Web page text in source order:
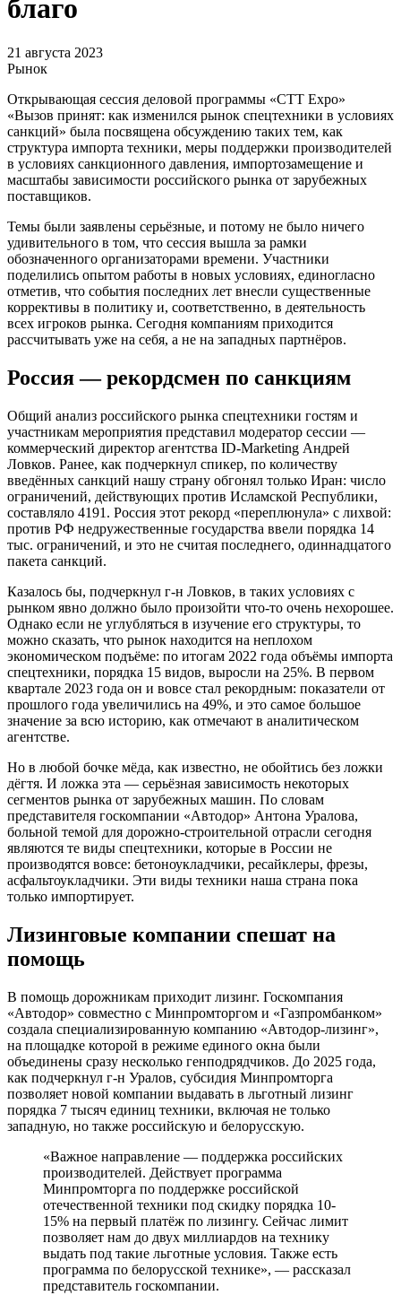
благо
21 августа 2023
Рынок
Открывающая сессия деловой программы «CTT Expo»
«Вызов принят: как изменился рынок спецтехники в условиях
санкций» была посвящена обсуждению таких тем, как
структура импорта техники, меры поддержки производителей
в условиях санкционного давления, импортозамещение и
масштабы зависимости российского рынка от зарубежных
поставщиков.
Темы были заявлены серьёзные, и потому не было ничего
удивительного в том, что сессия вышла за рамки
обозначенного организаторами времени. Участники
поделились опытом работы в новых условиях, единогласно
отметив, что события последних лет внесли существенные
коррективы в политику и, соответственно, в деятельность
всех игроков рынка. Сегодня компаниям приходится
рассчитывать уже на себя, а не на западных партнёров.
Россия — рекордсмен по санкциям
Общий анализ российского рынка спецтехники гостям и
участникам мероприятия представил модератор сессии —
коммерческий директор агентства ID-Marketing Андрей
Ловков. Ранее, как подчеркнул спикер, по количеству
введённых санкций нашу страну обгонял только Иран: число
ограничений, действующих против Исламской Республики,
составляло 4191. Россия этот рекорд «переплюнула» с лихвой:
против РФ недружественные государства ввели порядка 14
тыс. ограничений, и это не считая последнего, одиннадцатого
пакета санкций.
Казалось бы, подчеркнул г-н Ловков, в таких условиях с
рынком явно должно было произойти что-то очень нехорошее.
Однако если не углубляться в изучение его структуры, то
можно сказать, что рынок находится на неплохом
экономическом подъёме: по итогам 2022 года объёмы импорта
спецтехники, порядка 15 видов, выросли на 25%. В первом
квартале 2023 года он и вовсе стал рекордным: показатели от
прошлого года увеличились на 49%, и это самое большое
значение за всю историю, как отмечают в аналитическом
агентстве.
Но в любой бочке мёда, как известно, не обойтись без ложки
дёгтя. И ложка эта — серьёзная зависимость некоторых
сегментов рынка от зарубежных машин. По словам
представителя госкомпании «Автодор» Антона Уралова,
больной темой для дорожно-строительной отрасли сегодня
являются те виды спецтехники, которые в России не
производятся вовсе: бетоноукладчики, ресайклеры, фрезы,
асфальтоукладчики. Эти виды техники наша страна пока
только импортирует.
Лизинговые компании спешат на
помощь
В помощь дорожникам приходит лизинг. Госкомпания
«Автодор» совместно с Минпромторгом и «Газпромбанком»
создала специализированную компанию «Автодор-лизинг»,
на площадке которой в режиме единого окна были
объединены сразу несколько генподрядчиков. До 2025 года,
как подчеркнул г-н Уралов, субсидия Минпромторга
позволяет новой компании выдавать в льготный лизинг
порядка 7 тысяч единиц техники, включая не только
западную, но также российскую и белорусскую.
«Важное направление — поддержка российских
производителей. Действует программа
Минпромторга по поддержке российской
отечественной техники под скидку порядка 10-
15% на первый платёж по лизингу. Сейчас лимит
позволяет нам до двух миллиардов на технику
выдать под такие льготные условия. Также есть
программа по белорусской технике», — рассказал
представитель госкомпании.